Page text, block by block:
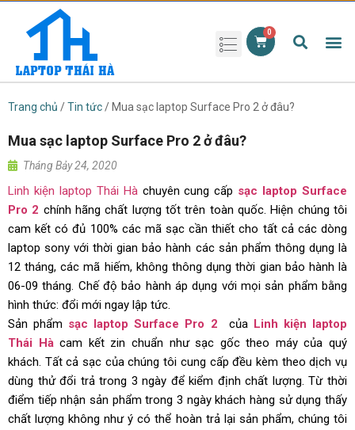
Trang chủ /Tin tức/ Mua sạc laptop Surface Pro 2 ở đâu?
Mua sạc laptop Surface Pro 2 ở đâu?
Tháng Bảy 24, 2020
Linh kiện laptop Thái Hàchuyên cung cấp sạc laptop Surface
Pro 2 chính hãng chất lượng tốt trên toàn quốc. Hiện chúng tôi
cam kết có đủ 100% các mã sạc cần thiết cho tất cả các dòng
laptop sony với thời gian bảo hành các sản phẩm thông dụng là
12 tháng, các mã hiếm, không thông dụng thời gian bảo hành là
06-09 tháng. Chế độ bảo hành áp dụng với mọi sản phẩm bằng
hình thức: đổi mới ngay lập tức.
Sản phẩm sạc laptop Surface Pro 2 của Linh kiện laptop
Thái Hàcam kết zin chuẩn như sạc gốc theo máy của quý
khách. Tất cả sạc của chúng tôi cung cấp đều kèm theo dịch vụ
dùng thử đổi trả trong 3 ngày để kiểm định chất lượng. Từ thời
điểm tiếp nhận sản phẩm trong 3 ngày khách hàng sử dụng thấy
chất lượng không như ý có thể hoàn trả lại sản phẩm, chúng tôi